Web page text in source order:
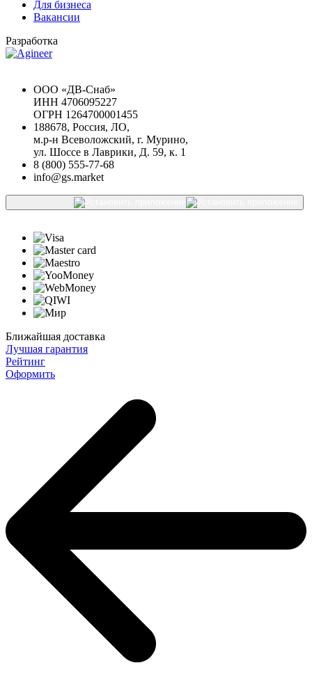
Для бизнеса
Вакансии
Разработка
ООО «ДВ-Снаб»
ИНН 4706095227
ОГРН 1264700001455
188678, Россия, ЛО,
м.р-н Всеволожский, г. Мурино,
ул. Шоссе в Лаврики, Д. 59, к. 1
8 (800) 555-77-68
info@gs.market
Ближайшая доставка
Лучшая гарантия
Рейтинг
Оформить